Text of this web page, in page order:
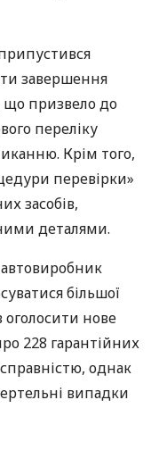
завершення
що призвело до
переліку
Крім того,
перевірки»
засобів,
деталями.
автовиробник
більшої
оголосити нове
228 гарантійних
однак
випадки